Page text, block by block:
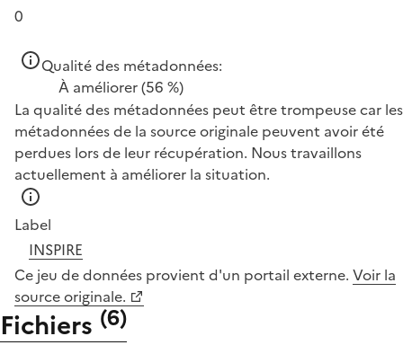
0
Qualité des métadonnées:
À améliorer(56 %)
La qualité des métadonnées peut être trompeuse car les
métadonnées de la source originale peuvent avoir été
perdues lors de leur récupération. Nous travaillons
actuellement à améliorer la situation.
Label
INSPIRE
Ce jeu de données provient d'un portail externe. Voir la
source originale.
Fichiers (6)